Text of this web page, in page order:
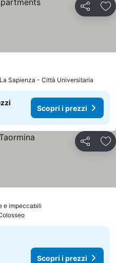
Condividi
Sapienza - Città Universitaria
Scopri i prezzi
Condividi
e impeccabili
Scopri i prezzi